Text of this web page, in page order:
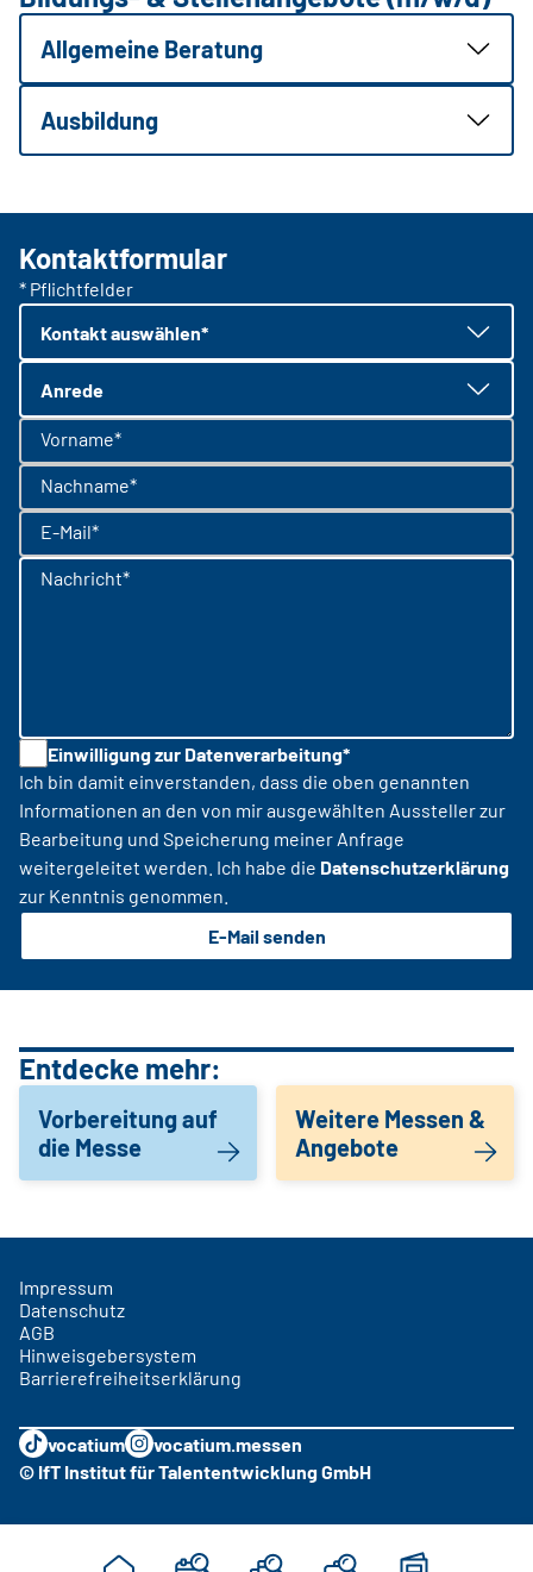
Allgemeine Beratung
Ausbildung
Kontaktformular
* Pflichtfelder
Kontakt auswählen*
Anrede
Vorname*
Nachname*
E-Mail*
Nachricht*
Einwilligung zur Datenverarbeitung*
Ich bin damit einverstanden, dass die oben genannten
Informationen an den von mir ausgewählten Aussteller zur
Bearbeitung und Speicherung meiner Anfrage
weitergeleitet werden. Ich habe die Datenschutzerklärung
zur Kenntnis genommen.
E-Mail senden
Entdecke mehr:
Vorbereitung auf
die Messe
Weitere Messen &
Angebote
Impressum
Datenschutz
AGB
Hinweisgebersystem
Barrierefreiheitserklärung
vocatium
vocatium.messen
© IfT Institut für Talententwicklung GmbH